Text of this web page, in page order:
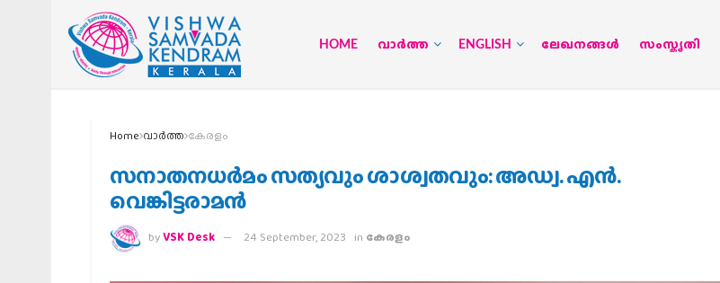
HOME വാര്‍ത്ത ENGLISH ലേഖനങ്ങള്‍ സംസ്കൃതി
Home വാര്‍ത്ത കേരളം
സനാതനധര്‍മം സത്യവും ശാശ്വതവും: അഡ്വ. എന്‍.
വെങ്കിട്ടരാമന്‍
byVSK Desk 24 September, 2023 in കേരളം